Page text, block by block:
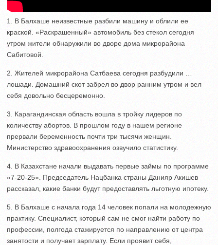
1. В Балхаше неизвестные разбили машину и облили ее
краской. «Раскрашенный» автомобиль без стекол сегодня
утром жители обнаружили во дворе дома микрорайона
Сабитовой.
2. Жителей микрорайона Сатбаева сегодня разбудили …
лошади. Домашний скот забрел во двор ранним утром и вел
себя довольно бесцеремонно.
3. Карагандинская область вошла в тройку лидеров по
количеству абортов. В прошлом году в нашем регионе
прервали беременность почти три тысячи женщин.
Министерство здравоохранения озвучило статистику.
4. В Казахстане начали выдавать первые займы по программе
«7-20-25». Председатель Нацбанка страны Данияр Акишев
рассказал, какие банки будут предоставлять льготную ипотеку.
5. В Балхаше с начала года 14 человек попали на молодежную
практику. Специалист, который сам не смог найти работу по
профессии, полгода стажируется по направлению от центра
занятости и получает зарплату. Если проявит себя,